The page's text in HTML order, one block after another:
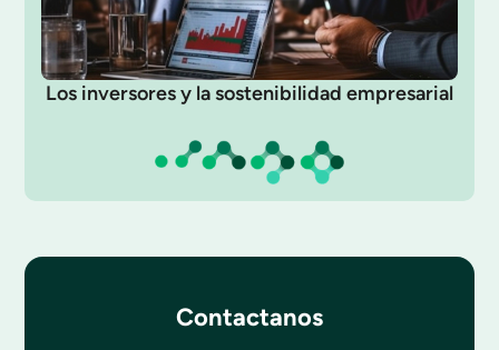
Los inversores y la sostenibilidad empresarial
Contactanos